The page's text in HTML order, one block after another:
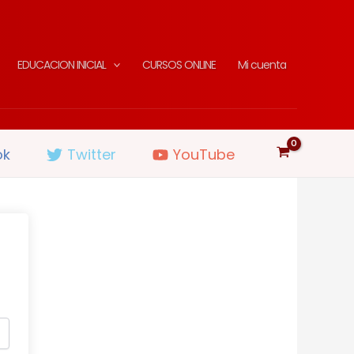
EDUCACION INICIAL CURSOS ONLINE Mi cuenta
Twitter YouTube